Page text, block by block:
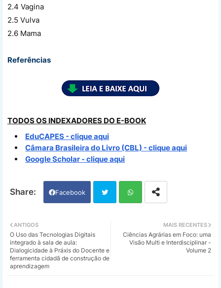
2.4 Vagina
2.5 Vulva
2.6 Mama
Referências
TODOS OS INDEXADORES DO E-BOOK
EduCAPES - clique aqui
Câmara Brasileira do Livro (CBL) - clique aqui
Google Scholar - clique aqui
Facebook
ats
MAIS RECENTES
Ciências Agrárias em Foco: uma
Visão Multi e Interdisciplinar -
Volume 2
ANTIGOS
O Uso das Tecnologias Digitais
integrado à sala de aula:
Dialogicidade à Práxis do Docente e
ferramenta cidadã de construção de
aprendizagem